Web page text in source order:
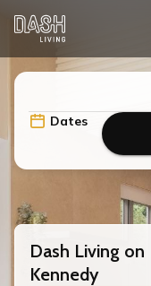
Dates
Dash Living on
Kennedy